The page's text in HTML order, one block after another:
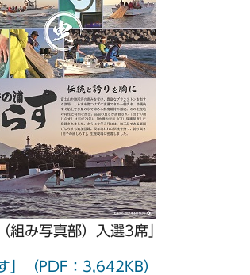
み写真部）入選3席」
」（PDF：3,642KB）